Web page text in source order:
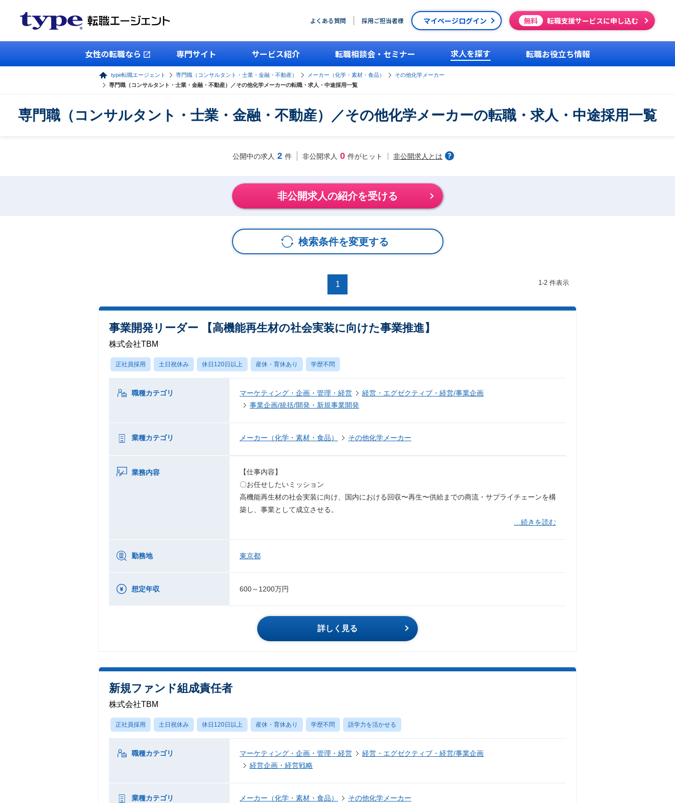
よくある質問 採用ご担当者様 マイページログイン 無料 転職支援サービスに申し込む
女性の転職なら 専門サイト サービス紹介 転職相談会・セミナー 求人を探す 転職お役立ち情報
type転職エージェント 専門職（コンサルタント・士業・金融・不動産） メーカー（化学・素材・食品）
その他化学メーカー
専門職（コンサルタント・士業・金融・不動産）／その他化学メーカーの転職・求人・中途採用一覧
専門職（コンサルタント・士業・金融・不動産）／その他化学メーカーの転職・求人・中途採用一覧
公開中の求人 2 件 非公開求人 0 件がヒット 非公開求人とは
非公開求人の紹介を受ける
検索条件を変更する
1 1-2 件表示
事業開発リーダー 【高機能再生材の社会実装に向けた事業推進】
株式会社TBM
正社員採用 土日祝休み 休日120日以上 産休・育休あり 学歴不問
職種カテゴリ マーケティング・企画・管理・経営
経営・エグゼクティブ・経営/事業企画
事業企画/統括/開発・新規事業開発
業種カテゴリ メーカー（化学・素材・食品） その他化学メーカー
業務内容
【仕事内容】
〇お任せしたいミッション
高機能再生材の社会実装に向け、国内における回収〜再生〜供給までの商流・サプライチェーンを構
築し、事業として成立させる。
…続きを読む
勤務地 東京都
想定年収 600～1200万円
詳しく見る
新規ファンド組成責任者
株式会社TBM
正社員採用 土日祝休み 休日120日以上 産休・育休あり 学歴不問 語学力を活かせる
職種カテゴリ マーケティング・企画・管理・経営
経営・エグゼクティブ・経営/事業企画
経営企画・経営戦略
業種カテゴリ メーカー（化学・素材・食品） その他化学メーカー